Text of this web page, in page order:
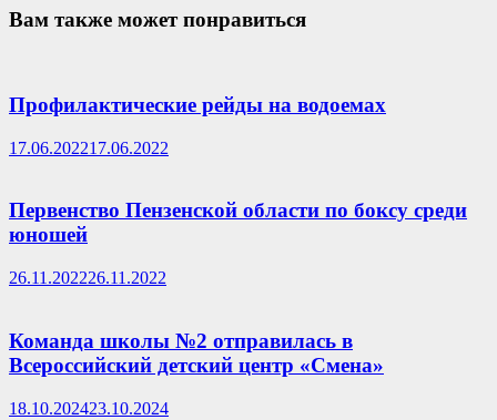
Вам также может понравиться
Профилактические рейды на водоемах
17.06.202217.06.2022
Первенство Пензенской области по боксу среди
юношей
26.11.202226.11.2022
Команда школы №2 отправилась в
Всероссийский детский центр «Смена»
18.10.202423.10.2024